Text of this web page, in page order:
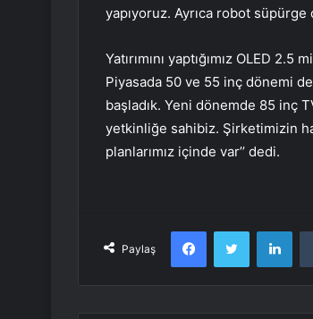
yapıyoruz. Ayrıca robot
Yatırımını yaptığımız OLED
Piyasada 50 ve 55 inç dönemi
başladık. Yeni dönemde 85 inç
yetkinliğe sahibiz. Şirketimizin
planlarımız içinde var’’ dedi.
Paylaş
FacebookTwitter